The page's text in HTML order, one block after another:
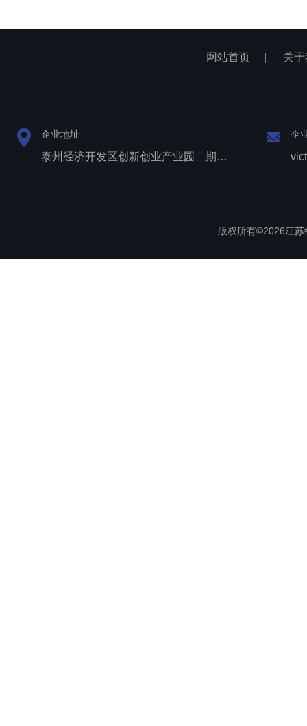
网站首页 关
企业地址
泰州经济开发区创新创业产业园二期1号厂房西侧三层
企
版权所有©2026江